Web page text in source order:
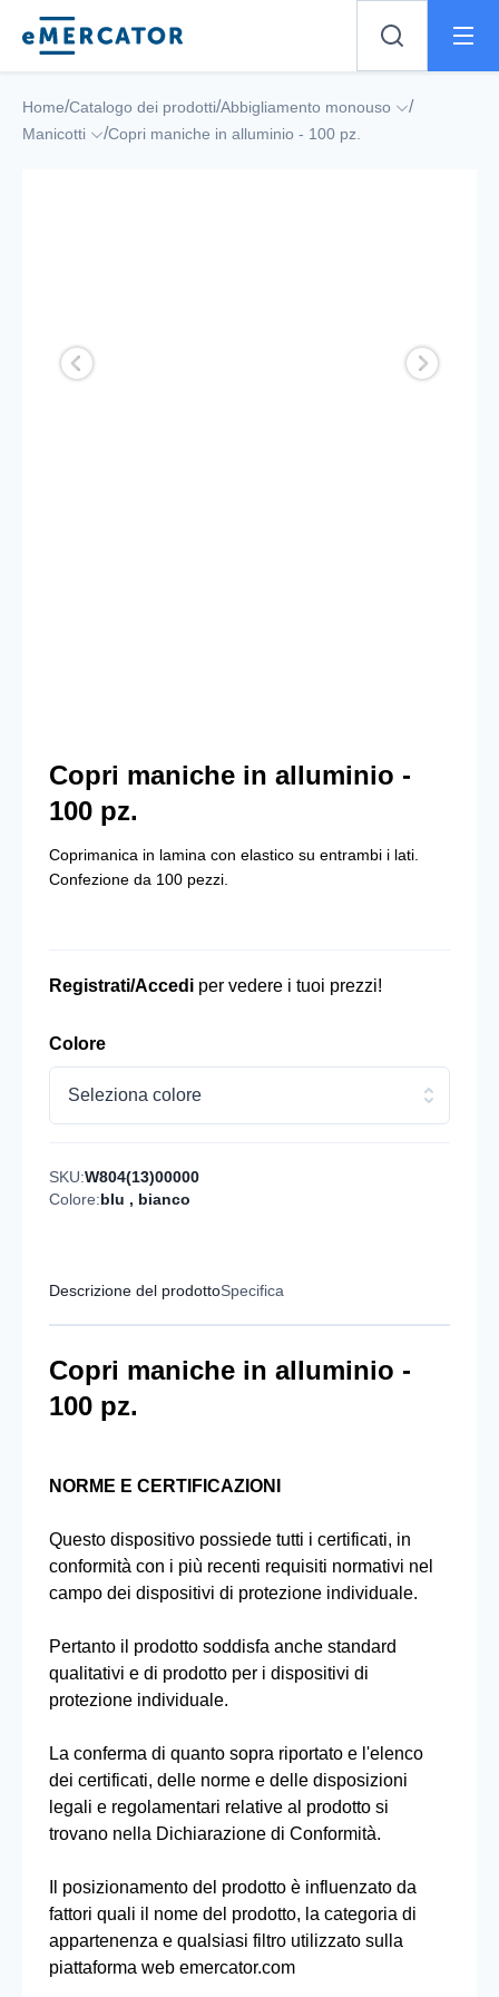
Mercator
Home/Catalogo dei prodotti/Abbigliamento monouso /
Manicotti /Copri maniche in alluminio - 100 pz.
Copri maniche in alluminio -
100 pz.
Coprimanica in lamina con elastico su entrambi i lati.
Confezione da 100 pezzi.
Registrati/Accedi per vedere i tuoi prezzi!
Colore
Seleziona colore
SKU:W804(13)00000
Colore:blu , bianco
Descrizione del prodottoSpecifica
Copri maniche in alluminio -
100 pz.
NORME E CERTIFICAZIONI
Questo dispositivo possiede tutti i certificati, in
conformità con i più recenti requisiti normativi nel
campo dei dispositivi di protezione individuale.
Pertanto il prodotto soddisfa anche standard
qualitativi e di prodotto per i dispositivi di
protezione individuale.
La conferma di quanto sopra riportato e l'elenco
dei certificati, delle norme e delle disposizioni
legali e regolamentari relative al prodotto si
trovano nella Dichiarazione di Conformità.
Il posizionamento del prodotto è influenzato da
fattori quali il nome del prodotto, la categoria di
appartenenza e qualsiasi filtro utilizzato sulla
piattaforma web emercator.com